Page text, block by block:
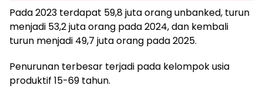
Pada 2023 terdapat 59,8 juta orang unbanked, turun
menjadi 53,2 juta orang pada 2024, dan kembali
turun menjadi 49,7 juta orang pada 2025.
Penurunan terbesar terjadi pada kelompok usia
produktif 15-69 tahun.